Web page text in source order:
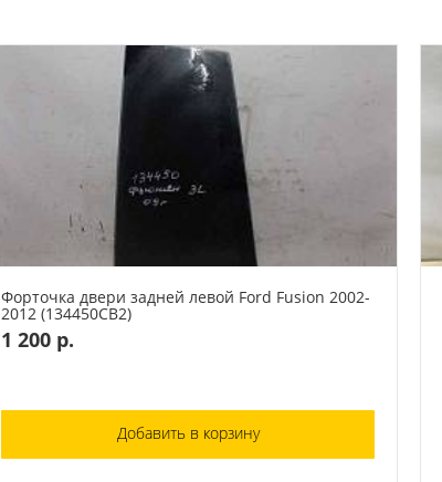
Форточка двери задней левой Ford Fusion 2002-
2012 (134450СВ2)
1 200 р.
Добавить в корзину